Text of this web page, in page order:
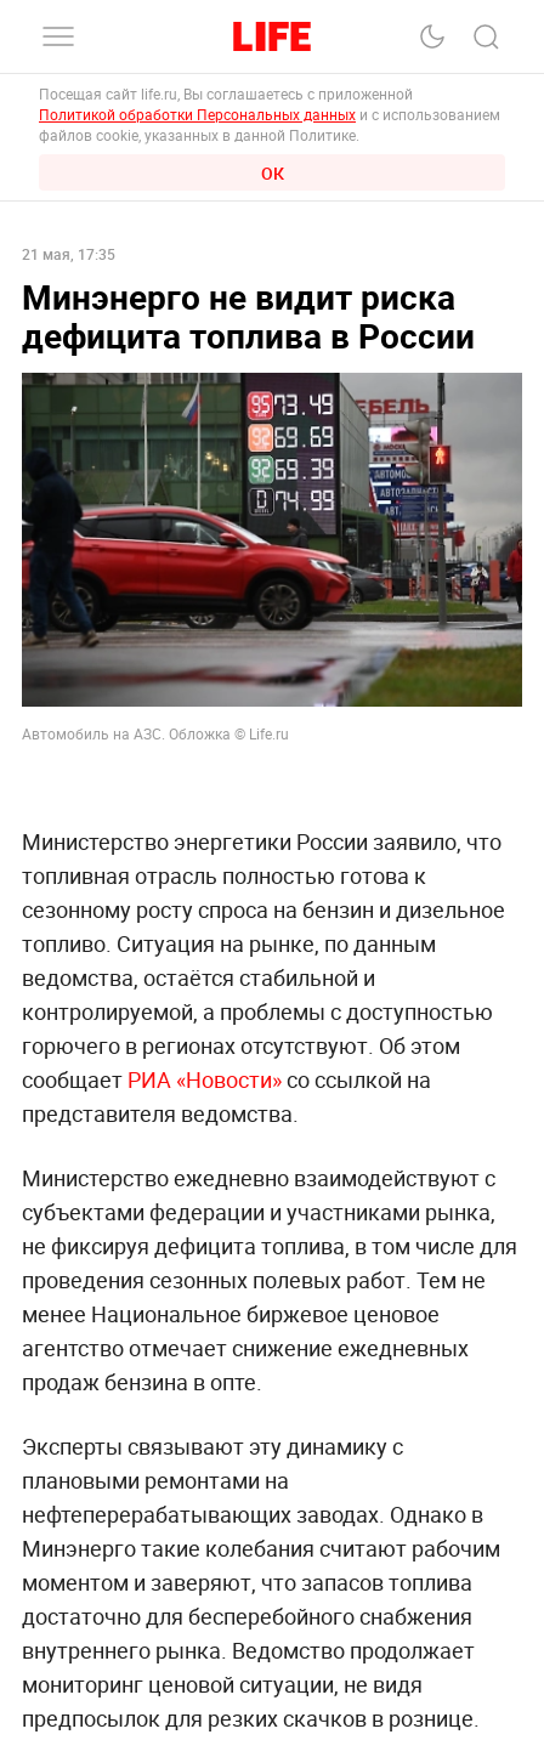
Посещая сайт life.ru, Вы соглашаетесь с приложенной
Политикой обработки Персональных данных и с использованием
файлов cookie, указанных в данной Политике.
ОК
21 мая, 17:35
Минэнерго не видит риска
дефицита топлива в России
Автомобиль на АЗС. Обложка © Life.ru
Министерство энергетики России заявило, что
топливная отрасль полностью готова к
сезонному росту спроса на бензин и дизельное
топливо. Ситуация на рынке, по данным
ведомства, остаётся стабильной и
контролируемой, а проблемы с доступностью
горючего в регионах отсутствуют. Об этом
сообщает РИА «Новости»со ссылкой на
представителя ведомства.
Министерство ежедневно взаимодействуют с
субъектами федерации и участниками рынка,
не фиксируя дефицита топлива, в том числе для
проведения сезонных полевых работ. Тем не
менее Национальное биржевое ценовое
агентство отмечает снижение ежедневных
продаж бензина в опте.
Эксперты связывают эту динамику с
плановыми ремонтами на
нефтеперерабатывающих заводах. Однако в
Минэнерго такие колебания считают рабочим
моментом и заверяют, что запасов топлива
достаточно для бесперебойного снабжения
внутреннего рынка. Ведомство продолжает
мониторинг ценовой ситуации, не видя
предпосылок для резких скачков в рознице.